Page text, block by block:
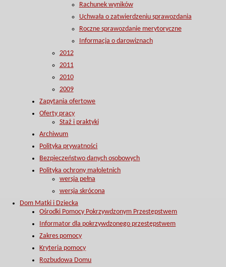
Rachunek wyników
Uchwała o zatwierdzeniu sprawozdania
Roczne sprawozdanie merytoryczne
Informacja o darowiznach
2012
2011
2010
2009
Zapytania ofertowe
Oferty pracy
Staż i praktyki
Archiwum
Polityka prywatności
Bezpieczeństwo danych osobowych
Polityka ochrony małoletnich
wersja pełna
wersja skrócona
Dom Matki i Dziecka
Ośrodki Pomocy Pokrzywdzonym Przestępstwem
Informator dla pokrzywdzonego przestępstwem
Zakres pomocy
Kryteria pomocy
Rozbudowa Domu